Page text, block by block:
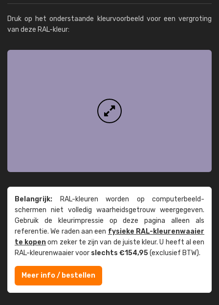
Druk op het onderstaande kleurvoorbeeld voor een vergroting
van deze RAL-kleur:
Belangrijk: RAL-kleuren worden op computer­beeld­
schermen niet volledig waarheids­­getrouw weer­gegeven.
Gebruik de kleur­impressie op deze pagina alleen als
referentie. We raden aan een fysieke RAL-kleuren­waaier
te kopenom zeker te zijn van de juiste kleur. U heeft al een
RAL-kleuren­waaier voor slechts €154,95(exclusief BTW).
Meer info / bestellen